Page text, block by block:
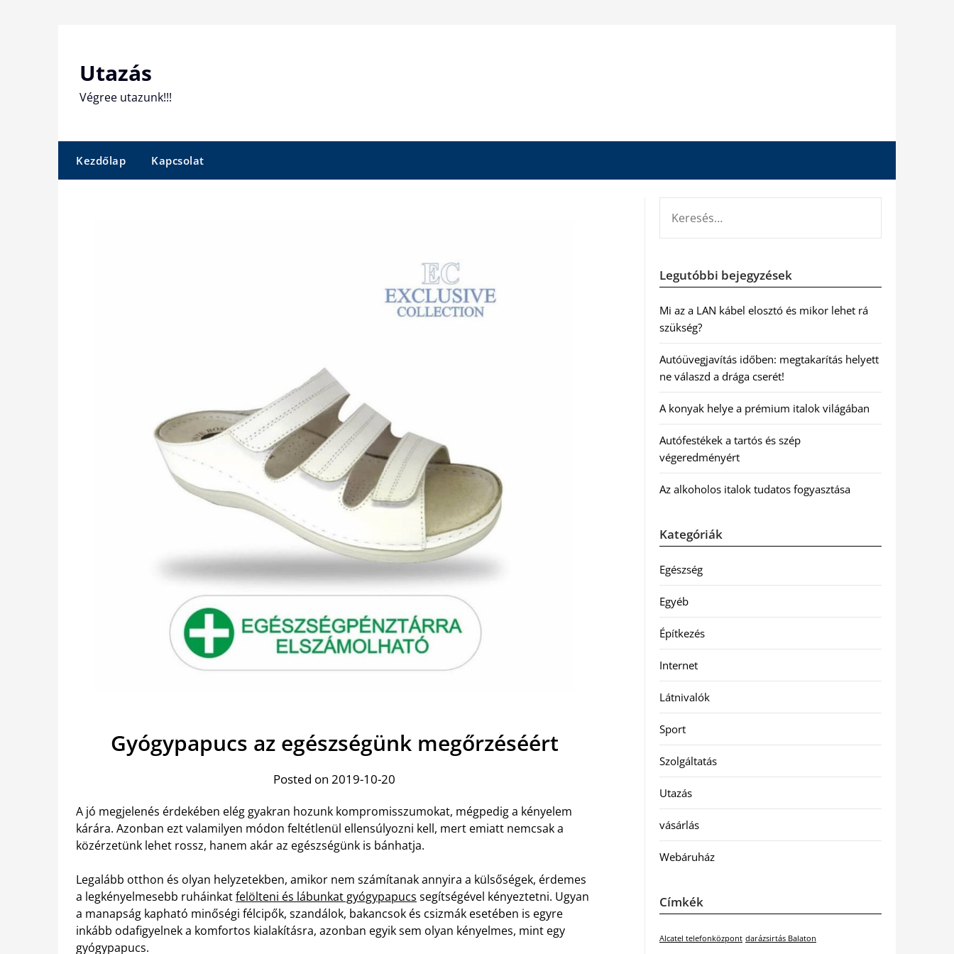
Utazás
Végree utazunk!!!
Kezdőlap Kapcsolat
Gyógypapucs az egészségünk megőrzéséért
Posted on 2019-10-20
A jó megjelenés érdekében elég gyakran hozunk kompromisszumokat, mégpedig a kényelem
kárára. Azonban ezt valamilyen módon feltétlenül ellensúlyozni kell, mert emiatt nemcsak a
közérzetünk lehet rossz, hanem akár az egészségünk is bánhatja.
Legalább otthon és olyan helyzetekben, amikor nem számítanak annyira a külsőségek, érdemes
a legkényelmesebb ruháinkatfelölteni és lábunkat gyógypapucs segítségével kényeztetni. Ugyan
a manapság kapható minőségi félcipők, szandálok, bakancsok és csizmák esetében is egyre
inkább odafigyelnek a komfortos kialakításra, azonban egyik sem olyan kényelmes, mint egy
gyógypapucs.
Legutóbbi bejegyzések
Mi az a LAN kábel elosztó és mikor lehet rá
szükség?
Autóüvegjavítás időben: megtakarítás helyett
ne válaszd a drága cserét!
A konyak helye a prémium italok világában
Autófestékek a tartós és szép
végeredményért
Az alkoholos italok tudatos fogyasztása
Kategóriák
Egészség
Egyéb
Építkezés
Internet
Látnivalók
Sport
Szolgáltatás
Utazás
vásárlás
Webáruház
Címkék
Alcatel telefonközpont darázsirtás Balaton